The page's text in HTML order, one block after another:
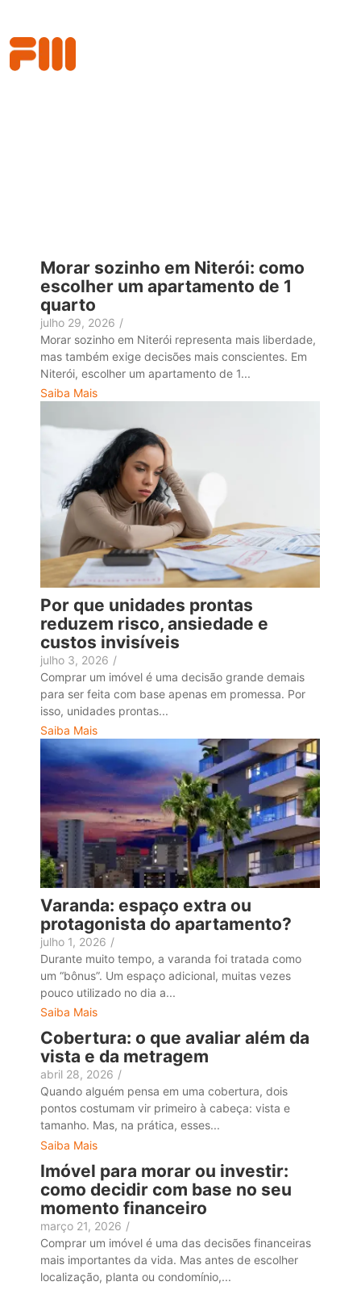
Morar sozinho em Niterói: como
escolher um apartamento de 1
quarto
julho 29, 2026 /
Morar sozinho em Niterói representa mais liberdade,
mas também exige decisões mais conscientes. Em
Niterói, escolher um apartamento de 1...
Saiba Mais
Por que unidades prontas
reduzem risco, ansiedade e
custos invisíveis
julho 3, 2026 /
Comprar um imóvel é uma decisão grande demais
para ser feita com base apenas em promessa. Por
isso, unidades prontas...
Saiba Mais
Varanda: espaço extra ou
protagonista do apartamento?
julho 1, 2026 /
Durante muito tempo, a varanda foi tratada como
um “bônus”. Um espaço adicional, muitas vezes
pouco utilizado no dia a...
Saiba Mais
Cobertura: o que avaliar além da
vista e da metragem
abril 28, 2026 /
Quando alguém pensa em uma cobertura, dois
pontos costumam vir primeiro à cabeça: vista e
tamanho. Mas, na prática, esses...
Saiba Mais
Imóvel para morar ou investir:
como decidir com base no seu
momento financeiro
março 21, 2026 /
Comprar um imóvel é uma das decisões financeiras
mais importantes da vida. Mas antes de escolher
localização, planta ou condomínio,...